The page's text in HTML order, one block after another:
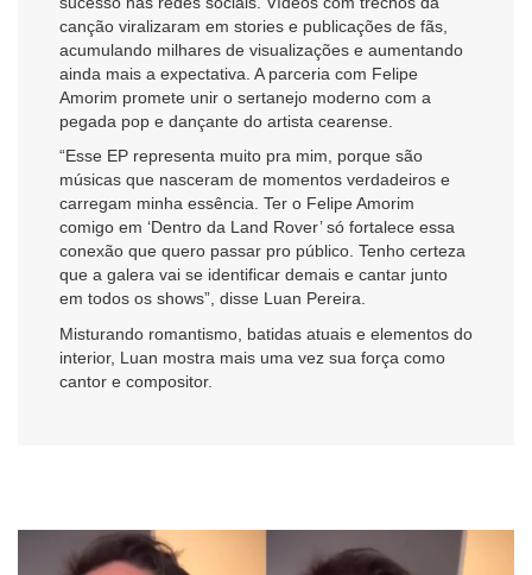
canção viralizaram em stories e publicações de fãs,
acumulando milhares de visualizações e aumentando
ainda mais a expectativa. A parceria com Felipe
Amorim promete unir o sertanejo moderno com a
pegada pop e dançante do artista cearense.
“Esse EP representa muito pra mim, porque são
músicas que nasceram de momentos verdadeiros e
carregam minha essência. Ter o Felipe Amorim
comigo em ‘Dentro da Land Rover’ só fortalece essa
conexão que quero passar pro público. Tenho certeza
que a galera vai se identificar demais e cantar junto
em todos os shows”, disse Luan Pereira.
Misturando romantismo, batidas atuais e elementos do
interior, Luan mostra mais uma vez sua força como
cantor e compositor.